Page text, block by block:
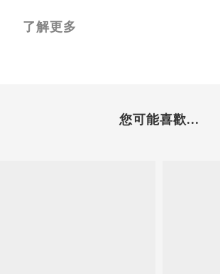
了解更多
您可能喜歡...